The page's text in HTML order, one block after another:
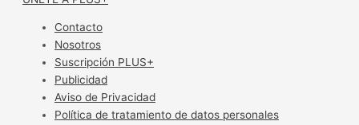
Contacto
Nosotros
Suscripción PLUS+
Publicidad
Aviso de Privacidad
Política de tratamiento de datos personales